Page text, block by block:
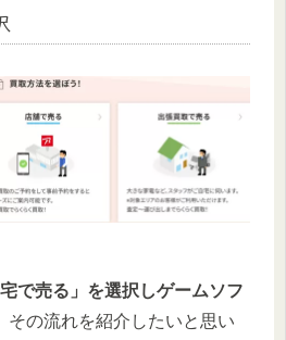
で売る」を選択しゲームソフ
その流れを紹介したいと思い